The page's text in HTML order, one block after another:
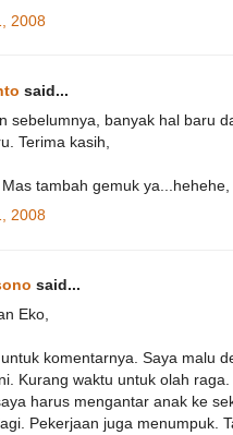
2008
said...
sebelumnya, banyak hal baru
Terima kasih,
tambah gemuk ya...hehehe,
2008
said...
Eko,
komentarnya. Saya malu
Kurang waktu untuk olah raga.
harus mengantar anak ke
Pekerjaan juga menumpuk.